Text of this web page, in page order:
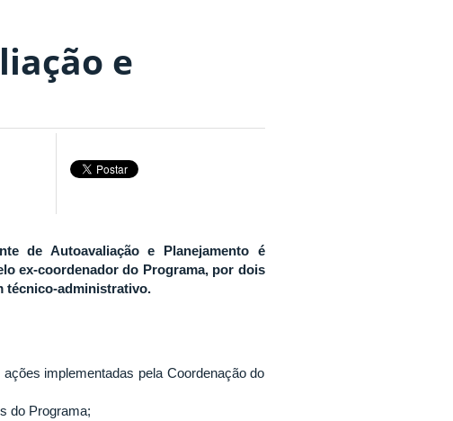
e
de Autoavaliação e Planejamento é
ex-coordenador do Programa, por dois
técnico-administrativo.
implementadas pela Coordenação do
do Programa;